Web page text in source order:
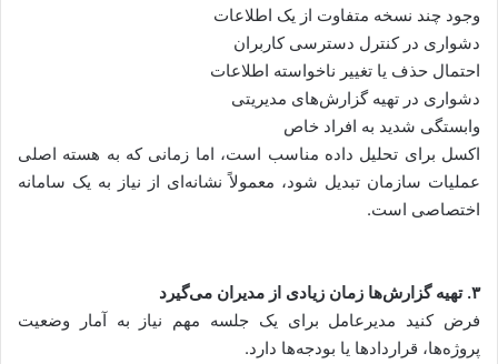
وجود چند نسخه متفاوت از یک اطلاعات
دشواری در کنترل دسترسی کاربران
احتمال حذف یا تغییر ناخواسته اطلاعات
دشواری در تهیه گزارش‌های مدیریتی
وابستگی شدید به افراد خاص
اکسل برای تحلیل داده مناسب است، اما زمانی که به هسته اصلی
عملیات سازمان تبدیل شود، معمولاً نشانه‌ای از نیاز به یک سامانه
اختصاصی است.
۳. تهیه گزارش‌ها زمان زیادی از مدیران می‌گیرد
فرض کنید مدیرعامل برای یک جلسه مهم نیاز به آمار وضعیت
پروژه‌ها، قراردادها یا بودجه‌ها دارد.